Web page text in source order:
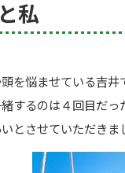
私
を悩ませている吉
するのは４回目だ
とさせていただきま